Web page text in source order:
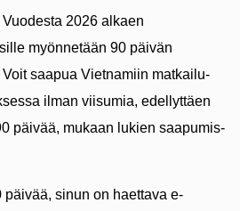
2026 alkaen
myönnetään 90 päivän
saapua Vietnamiin matkailu-
ilman viisumia, edellyttäen
päivää, mukaan lukien saapumis-
sinun on haettava e-